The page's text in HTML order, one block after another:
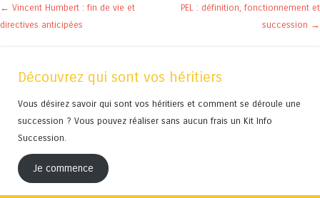
Navigation des articles
← Vincent Humbert : fin de vie et
directives anticipées
PEL : définition, fonctionnement et
succession →
Découvrez qui sont vos héritiers
Vous désirez savoir qui sont vos héritiers et comment se déroule une
succession ? Vous pouvez réaliser sans aucun frais un Kit Info
Succession.
Je commence